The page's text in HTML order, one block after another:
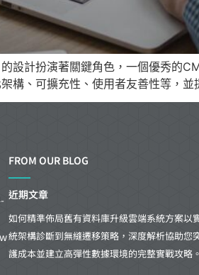
設計扮演著關鍵角色，一個優秀的
構、可擴充性、使用者友善性等，
FROM OUR BLOG
近期文章
如何精準佈局舊有資料庫升級雲端系統方案以
統架構診斷到無縫遷移策略，深度解析協助您
護成本並建立高彈性數據環境的完整實戰攻略。